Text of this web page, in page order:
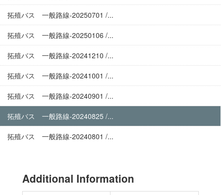
拓殖バス 一般路線-20250701 /...
拓殖バス 一般路線-20250106 /...
拓殖バス 一般路線-20241210 /...
拓殖バス 一般路線-20241001 /...
拓殖バス 一般路線-20240901 /...
拓殖バス 一般路線-20240825 /...
拓殖バス 一般路線-20240801 /...
Additional Information